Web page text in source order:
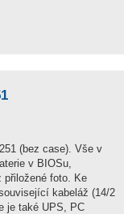
(bez case). Vše v
v BIOSu,
foto. Ke
kabeláž (14/2
je také UPS, PC